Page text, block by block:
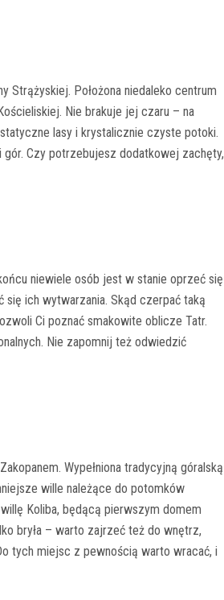
Strążyskiej. Położona niedaleko centrum
Nie brakuje jej czaru – na
lasy i krystalicznie czyste potoki.
Czy potrzebujesz dodatkowej zachęty,
niewiele osób jest w stanie oprzeć się
się ich wytwarzania. Skąd czerpać taką
Ci poznać smakowite oblicze Tatr.
Nie zapomnij też odwiedzić
Wypełniona tradycyjną góralską
wille należące do potomków
Koliba, będącą pierwszym domem
bryła – warto zajrzeć też do wnętrz,
tych miejsc z pewnością warto wracać, i